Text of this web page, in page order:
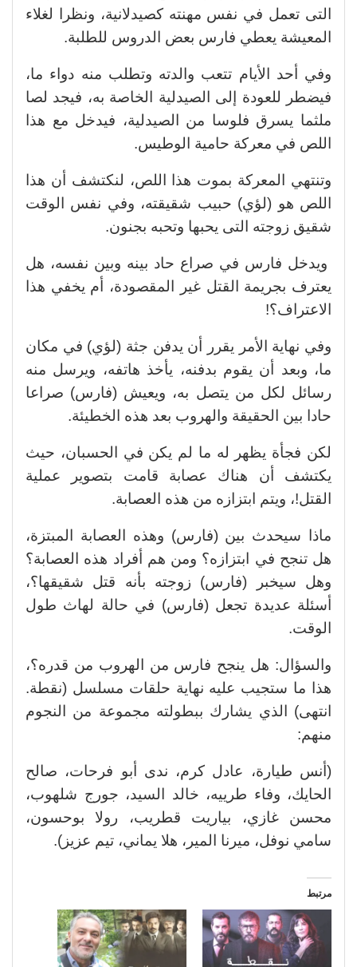
التى تعمل في نفس مهنته كصيدلانية، ونظرا لغلاء
المعيشة يعطي فارس بعض الدروس للطلبة.
وفي أحد الأيام تتعب والدته وتطلب منه دواء ما،
فيضطر للعودة إلى الصيدلية الخاصة به، فيجد لصا
ملثما يسرق فلوسا من الصيدلية، فيدخل مع هذا
اللص في معركة حامية الوطيس.
وتنتهي المعركة بموت هذا اللص، لنكتشف أن هذا
اللص هو (لؤي) حبيب شقيقته، وفي نفس الوقت
شقيق زوجته التى يحبها وتحبه بجنون.
ويدخل فارس في صراع حاد بينه وبين نفسه، هل
يعترف بجريمة القتل غير المقصودة، أم يخفي هذا
الاعتراف؟!
وفي نهاية الأمر يقرر أن يدفن جثة (لؤي) في مكان
ما، وبعد أن يقوم بدفنه، يأخذ هاتفه، ويرسل منه
رسائل لكل من يتصل به، ويعيش (فارس) صراعا
حادا بين الحقيقة والهروب بعد هذه الخطيئة.
لكن فجأة يظهر له ما لم يكن في الحسبان، حيث
يكتشف أن هناك عصابة قامت بتصوير عملية
القتل!، ويتم ابتزازه من هذه العصابة.
ماذا سيحدث بين (فارس) وهذه العصابة المبتزة،
هل تنجح في ابتزازه؟ ومن هم أفراد هذه العصابة؟
وهل سيخبر (فارس) زوجته بأنه قتل شقيقها؟،
أسئلة عديدة تجعل (فارس) في حالة لهاث طول
الوقت.
والسؤال: هل ينجح فارس من الهروب من قدره؟،
هذا ما ستجيب عليه نهاية حلقات مسلسل (نقطة.
انتهى) الذي يشارك ببطولته مجموعة من النجوم
منهم:
(أنس طيارة، عادل كرم، ندى أبو فرحات، صالح
الحايك، وفاء طرييه، خالد السيد، جورج شلهوب،
محسن غازي، بياريت قطريب، رولا بوحسون،
سامي نوفل، ميرنا المير، هلا يماني، تيم عزيز).
مرتبط